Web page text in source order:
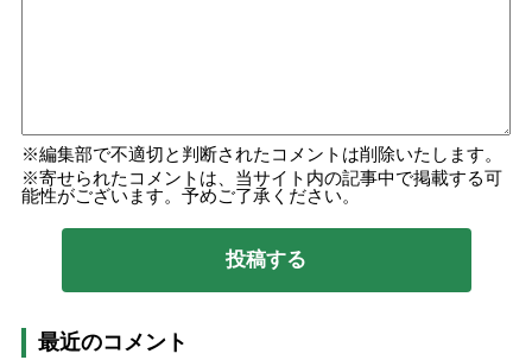
編集部で不適切と判断されたコメントは削除いたします。
寄せられたコメントは、当サイト内の記事中で掲載する可
能性がございます。予めご了承ください。
最近のコメント